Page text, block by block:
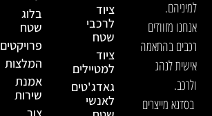
למיניהם.
אנחנו מזוודים
רכבים בהתאמה
אישית לנהג
ולרכב.
בסדנא מייצרים
ציוד
לרכבי
שטח
ציוד
למטיילים
גאדג'טים
לאנשי
בלוג
שטח
פרויקטים
המלצות
אמנת
שירות